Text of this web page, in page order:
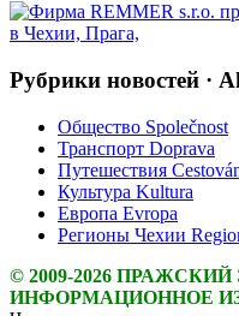
Рубрики новостей ·
Общество Společnost
Транспорт Doprava
Путешествия
Культура Kultura
Европа Evropa
Регионы Чехии
© 2009-2026
ИНФОРМАЦИОННОЕ